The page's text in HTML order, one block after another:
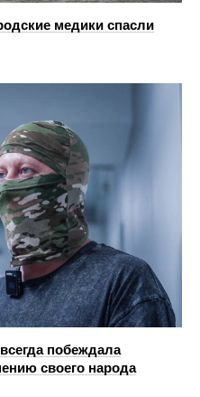
медики спасли
побеждала
своего народа